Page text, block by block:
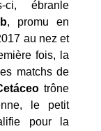
ci, ébranle
, promu en
au nez et
fois, la
matchs de
trône
le petit
pour la